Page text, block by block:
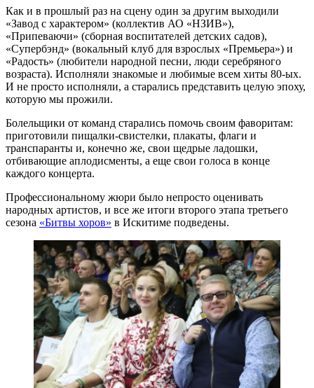
Как и в прошлый раз на сцену один за другим выходили
«Завод с характером» (коллектив АО «НЗИВ»),
«Припеваючи» (сборная воспитателей детских садов),
«Супербэнд» (вокальный клуб для взрослых «Премьера») и
«Радость» (любители народной песни, люди серебряного
возраста). Исполняли знакомые и любимые всем хиты 80-ых.
И не просто исполняли, а старались представить целую эпоху,
которую мы прожили.
Болельщики от команд старались помочь своим фаворитам:
приготовили пищалки-свистелки, плакаты, флаги и
транспаранты и, конечно же, свои щедрые ладошки,
отбивающие аплодисменты, а еще свои голоса в конце
каждого концерта.
Профессиональному жюри было непросто оценивать
народных артистов, и все же итоги второго этапа третьего
сезона «Битвы хоров» в Искитиме подведены.